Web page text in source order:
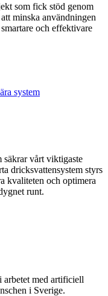
som fick stöd genom
minska användningen
och effektivare
system
säkrar vårt viktigaste
dricksvattensystem styrs
kvaliteten och optimera
runt.
med artificiell
i Sverige.